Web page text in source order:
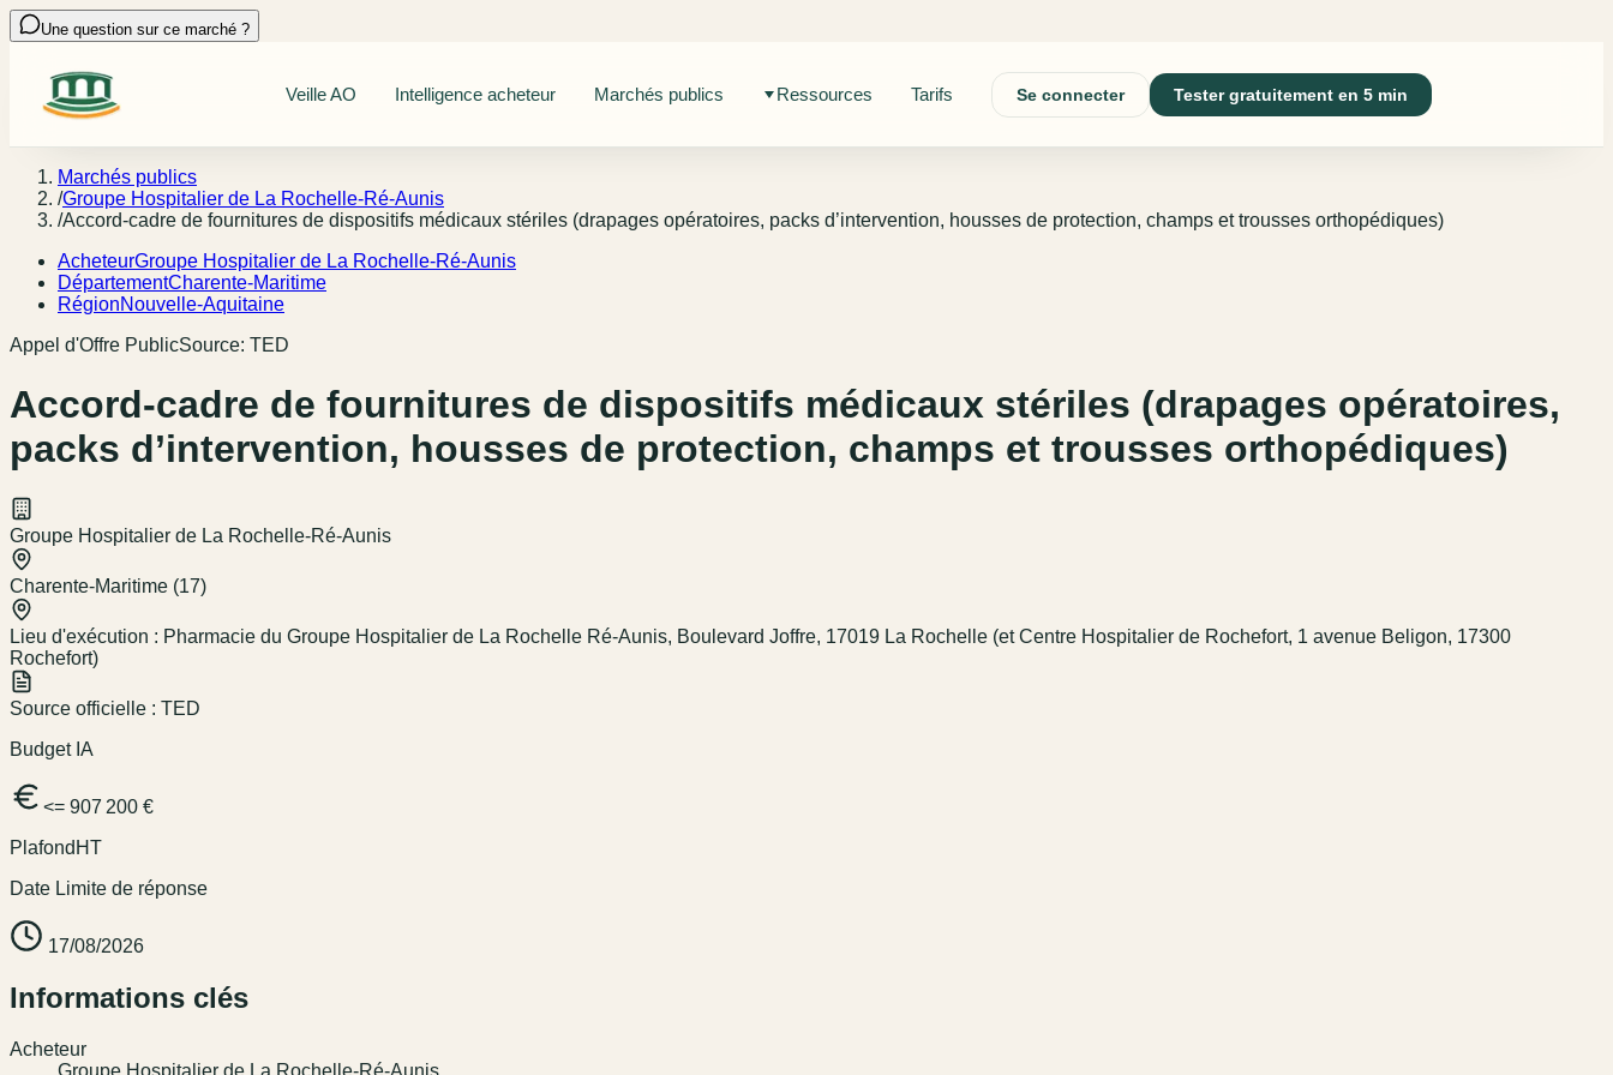
Une question sur ce marché ?
Veille AO Intelligence acheteur Marchés publics Ressources Tarifs Se connecter Tester gratuitement en 5 min
Marchés publics
/Groupe Hospitalier de La Rochelle-Ré-Aunis
/Accord-cadre de fournitures de dispositifs médicaux stériles (drapages opératoires, packs d’intervention, housses de protection, champs et trousses orthopédiques)
AcheteurGroupe Hospitalier de La Rochelle-Ré-Aunis
DépartementCharente-Maritime
RégionNouvelle-Aquitaine
Appel d'Offre PublicSource: TED
Accord-cadre de fournitures de dispositifs médicaux stériles (drapages opératoires,
packs d’intervention, housses de protection, champs et trousses orthopédiques)
Groupe Hospitalier de La Rochelle-Ré-Aunis
Charente-Maritime (17)
Lieu d'exécution : Pharmacie du Groupe Hospitalier de La Rochelle Ré-Aunis, Boulevard Joffre, 17019 La Rochelle (et Centre Hospitalier de Rochefort, 1 avenue Beligon, 17300
Rochefort)
Source officielle : TED
Budget IA
<= 907 200 €
Plafond HT
Date Limite de réponse
17/08/2026
Informations clés
Acheteur
Groupe Hospitalier de La Rochelle-Ré-Aunis